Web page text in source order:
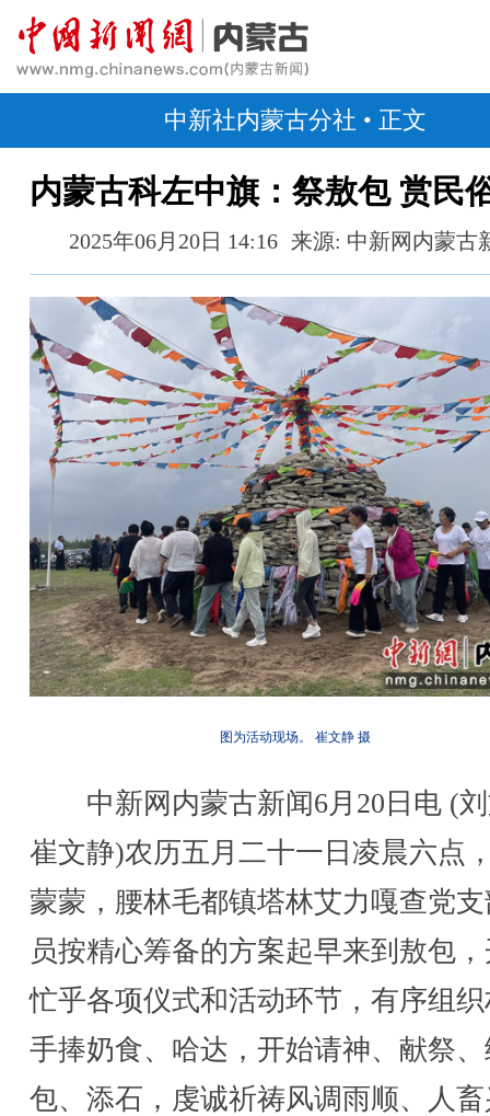
中新社内蒙古分社 • 正文
内蒙古科左中旗：祭敖包 赏民
2025年06月20日 14:16 来源: 中新网内蒙古
图为活动现场。 崔文静 摄
中新网内蒙古新闻6月20日电 (
崔文静)农历五月二十一日凌晨六点
蒙蒙，腰林毛都镇塔林艾力嘎查党
员按精心筹备的方案起早来到敖包
忙乎各项仪式和活动环节，有序组
手捧奶食、哈达，开始请神、献祭
包、添石，虔诚祈祷风调雨顺、人